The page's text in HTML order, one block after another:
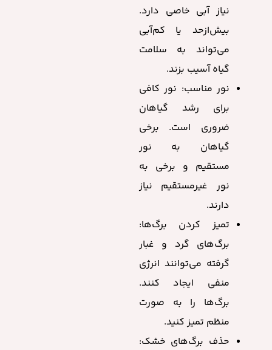
نیاز آبی خاصی دارد.
بیش‌ازحد یا کم‌آبی
می‌تواند به سلامت
گیاه آسیب بزند.
نور مناسب: نور کافی
برای رشد گیاهان
ضروری است. برخی
گیاهان به نور
مستقیم و برخی به
نور غیرمستقیم نیاز
دارند.
تمیز کردن برگ‌ها:
برگ‌های گرد و غبار
گرفته می‌توانند انرژی
منفی ایجاد کنند.
برگ‌ها را به صورت
منظم تمیز کنید.
حذف برگ‌های خشک: